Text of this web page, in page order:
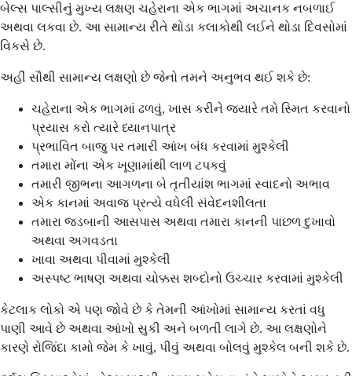
બેલ્સ પાલ્સીનું મુખ્ય લક્ષણ ચહેરાના એક ભાગમાં અચાનક નબળાઈ
અથવા લકવા છે. આ સામાન્ય રીતે થોડા કલાકોથી લઈને થોડા દિવસોમાં
વિકસે છે.
અહીં સૌથી સામાન્ય લક્ષણો છે જેનો તમને અનુભવ થઈ શકે છે:
ચહેરાના એક ભાગમાં ઢળવું, ખાસ કરીને જ્યારે તમે સ્મિત કરવાનો
પ્રયાસ કરો ત્યારે ધ્યાનપાત્ર
પ્રભાવિત બાજુ પર તમારી આંખ બંધ કરવામાં મુશ્કેલી
તમારા મોંના એક ખૂણામાંથી લાળ ટપકવું
તમારી જીભના આગળના બે તૃતીયાંશ ભાગમાં સ્વાદનો અભાવ
એક કાનમાં અવાજ પ્રત્યે વધેલી સંવેદનશીલતા
તમારા જડબાની આસપાસ અથવા તમારા કાનની પાછળ દુખાવો
અથવા અગવડતા
ખાવા અથવા પીવામાં મુશ્કેલી
અસ્પષ્ટ ભાષણ અથવા ચોક્કસ શબ્દોનો ઉચ્ચાર કરવામાં મુશ્કેલી
કેટલાક લોકો એ પણ જોવે છે કે તેમની આંખોમાં સામાન્ય કરતાં વધુ
પાણી આવે છે અથવા આંખો સુકી અને બળતી લાગે છે. આ લક્ષણોને
કારણે રોજિંદા કામો જેમ કે ખાવું, પીવું અથવા બોલવું મુશ્કેલ બની શકે છે.